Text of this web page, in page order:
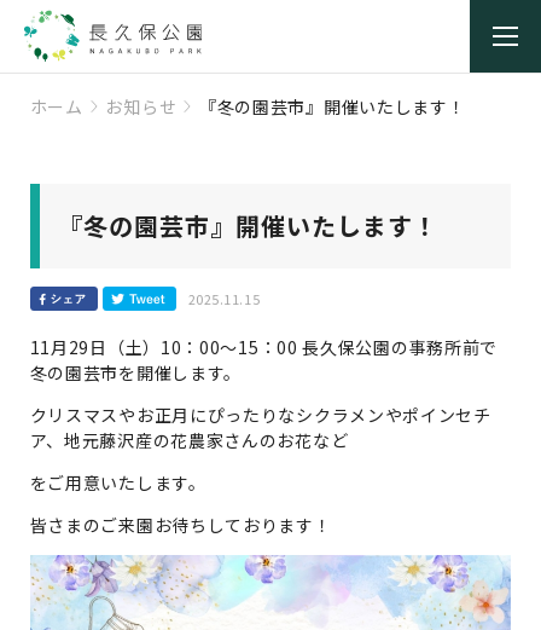
ホーム お知らせ 『冬の園芸市』開催いたします！
『冬の園芸市』開催いたします！
2025.11.15
11月29日（土）10：00～15：00 長久保公園の事務所前で
冬の園芸市を開催します。
クリスマスやお正月にぴったりなシクラメンやポインセチ
ア、地元藤沢産の花農家さんのお花など
をご用意いたします。
皆さまのご来園お待ちしております！